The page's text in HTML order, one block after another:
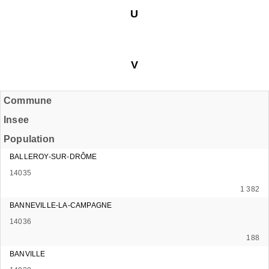
U
V
Commune
Insee
Population
BALLEROY-SUR-DRÔME
14035
1 382
BANNEVILLE-LA-CAMPAGNE
14036
188
BANVILLE